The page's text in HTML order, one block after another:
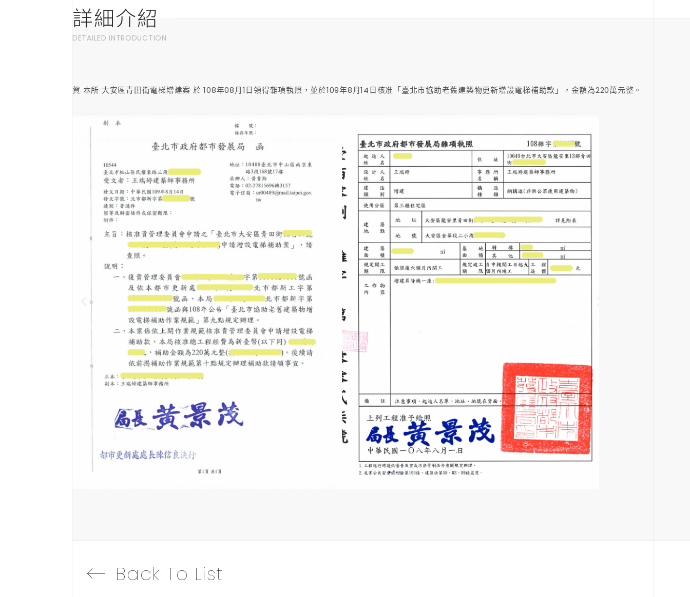
詳細介紹
DETAILED INTRODUCTION
賀 本所 大安區青田街電梯增建案 於 108年08月1日領得雜項執照，並於109年8月14日核准「臺北市協助老舊建築物更新增設電梯補助款」，金額為220萬元整。
Back To List